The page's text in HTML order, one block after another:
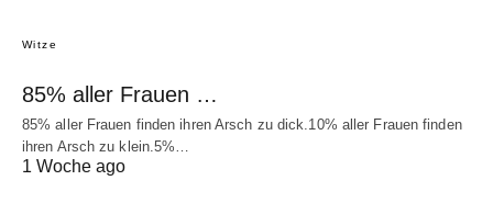
Witze
85% aller Frauen …
85% aller Frauen finden ihren Arsch zu dick.10% aller Frauen finden
ihren Arsch zu klein.5%…
1 Woche ago